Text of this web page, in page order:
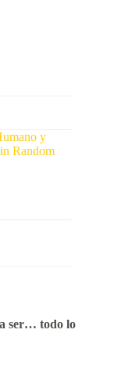
y
Random
ser… todo lo